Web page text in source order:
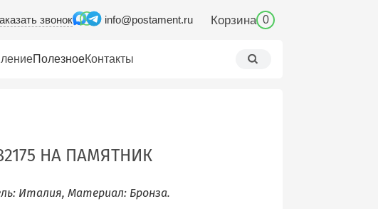
звонок info@postament.ru Корзина 0
ПолезноеКонтакты
НА ПАМЯТНИК
Италия, Материал: Бронза.